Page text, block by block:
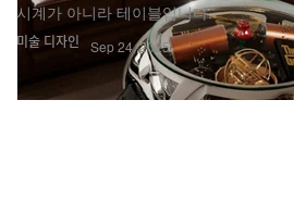
미술 디자인
시계가 아니라 테이블입니다.
Sep 24, 2025